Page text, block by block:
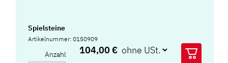
Spielsteine
Artikelnummer: 0150909
Anzahl 104,00 €